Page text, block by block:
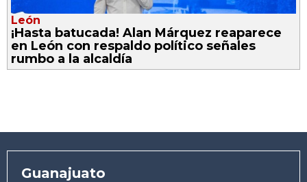
León
¡Hasta batucada! Alan Márquez reaparece
en León con respaldo político señales
rumbo a la alcaldía
Guanajuato